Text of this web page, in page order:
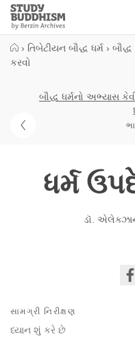
Close
Study
Buddhism
Home
› તિબેટીયન બૌદ્ધ ધર્મ › બૌદ્ધ
કરવો
બૌદ્ધ ધર્મનો અભ્યાસ
ધર્મ
ડૉ.
સામગ્રી નિરીક્ષણ
ધ્યાન શું કરે છે